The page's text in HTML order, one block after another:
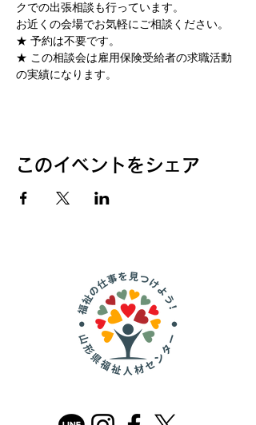
クでの出張相談も行っています。
お近くの会場でお気軽にご相談ください。
★ 予約は不要です。
★ この相談会は雇用保険受給者の求職活動
の実績になります。
このイベントをシェア